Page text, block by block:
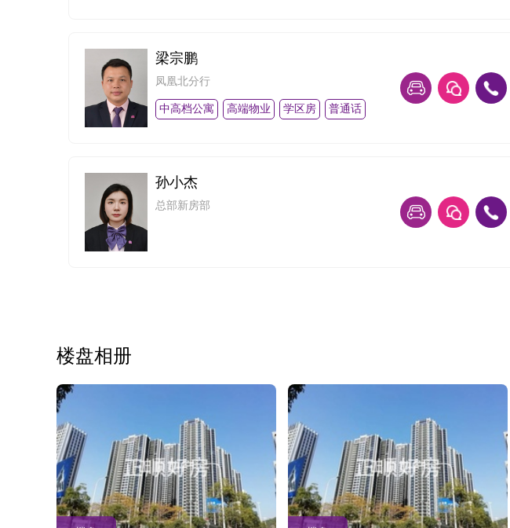
梁宗鹏
凤凰北分行
中高档公寓 高端物业 学区房 普通话
孙小杰
总部新房部
楼盘相册